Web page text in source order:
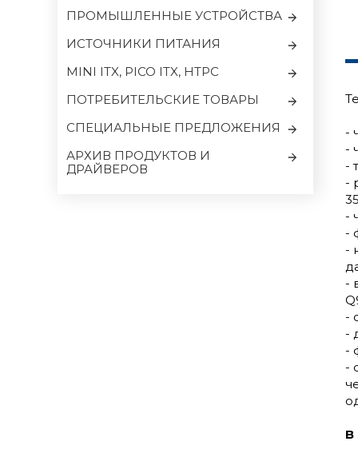
ПРОМЫШЛЕННЫЕ УСТРОЙСТВА
ИСТОЧНИКИ ПИТАНИЯ
MINI ITX, PICO ITX, HTPC
ПОТРЕБИТЕЛЬСКИЕ ТОВАРЫ
CПЕЦИАЛЬНЫЕ ПРЕДЛОЖЕНИЯ
АРХИВ ПРОДУКТОВ И
ДРАЙВЕРОВ
-
-
-
-
-
-
-
-
-
-
-
-
В